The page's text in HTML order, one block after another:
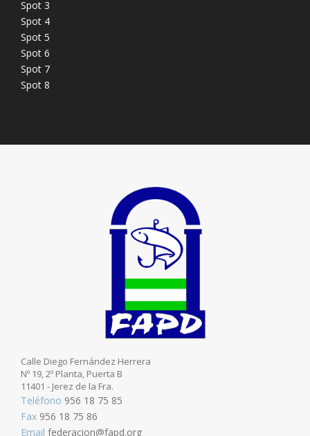
Spot 3
Spot 4
Spot 5
Spot 6
Spot 7
Spot 8
Calle Diego Fernández Herrera
Nº 19, 2º Planta, Puerta B
11401 - Jerez de la Fra.
Teléfono 956 18 75 85
Fax 956 18 75 86
Email federacion@fapd.org